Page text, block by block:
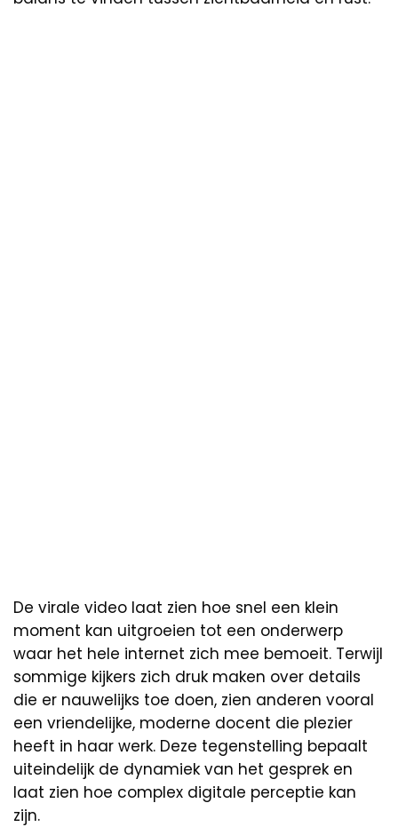
De virale video laat zien hoe snel een klein
moment kan uitgroeien tot een onderwerp
waar het hele internet zich mee bemoeit. Terwijl
sommige kijkers zich druk maken over details
die er nauwelijks toe doen, zien anderen vooral
een vriendelijke, moderne docent die plezier
heeft in haar werk. Deze tegenstelling bepaalt
uiteindelijk de dynamiek van het gesprek en
laat zien hoe complex digitale perceptie kan
zijn.